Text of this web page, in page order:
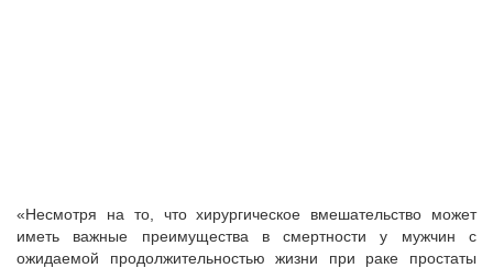
«Несмотря на то, что хирургическое вмешательство может
иметь важные преимущества в смертности у мужчин с
ожидаемой продолжительностью жизни при раке простаты